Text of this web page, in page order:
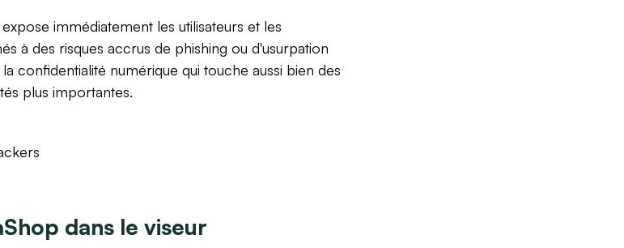
immédiatement les utilisateurs et les
à des risques accrus de phishing ou d'usurpation
confidentialité numérique qui touche aussi bien des
plus importantes.
dans le viseur